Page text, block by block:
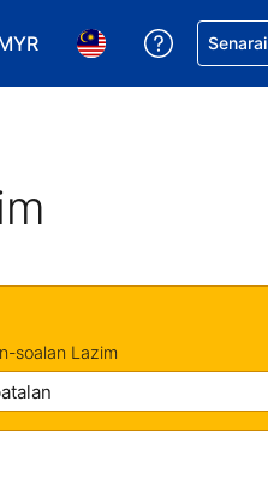
Pilih mata wang anda. Mata
Pilih bahasa anda.
soalan Lazim